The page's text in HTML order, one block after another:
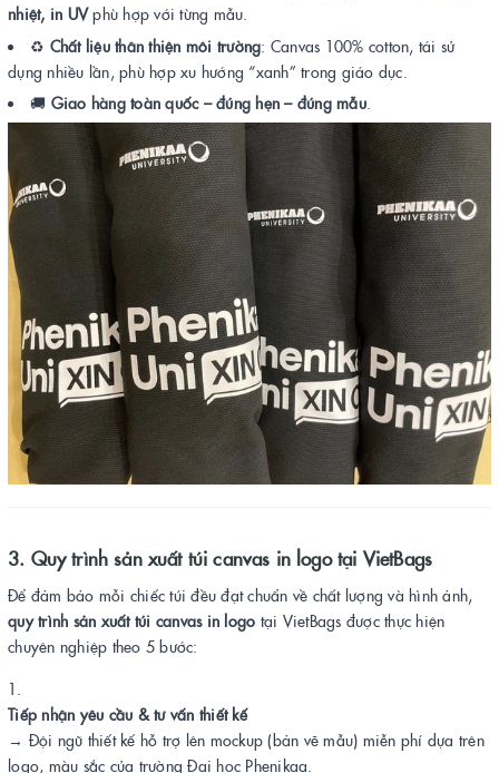
nhiệt, in UVphù hợp với từng mẫu.
♻️ Chất liệu thân thiện môi trường: Canvas 100% cotton, tái sử
dụng nhiều lần, phù hợp xu hướng “xanh” trong giáo dục.
🚚 Giao hàng toàn quốc – đúng hẹn – đúng mẫu.
3. Quy trình sản xuất túi canvas in logo tại VietBags
Để đảm bảo mỗi chiếc túi đều đạt chuẩn về chất lượng và hình ảnh,
quy trình sản xuất túi canvas in logo tại VietBags được thực hiện
chuyên nghiệp theo 5 bước:
Tiếp nhận yêu cầu & tư vấn thiết kế
→ Đội ngũ thiết kế hỗ trợ lên mockup (bản vẽ mẫu) miễn phí dựa trên
logo, màu sắc của trường Đại học Phenikaa.